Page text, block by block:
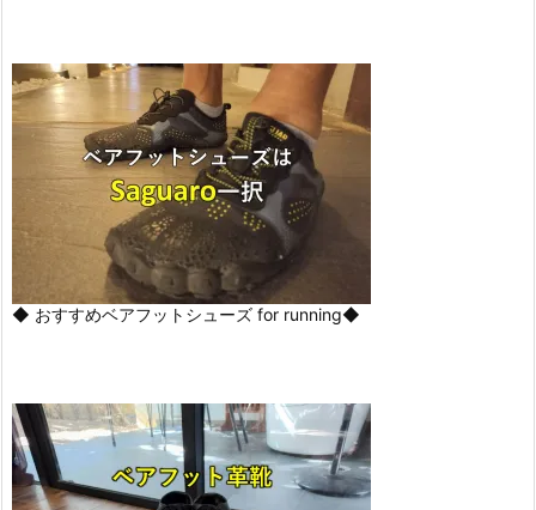
◆ おすすめベアフットシューズ for running◆